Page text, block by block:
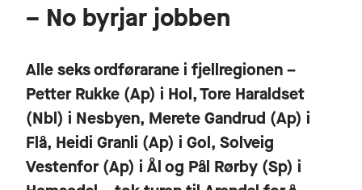
– No byrjar jobben
Alle seks ordførarane i fjellregionen –
Petter Rukke (Ap) i Hol, Tore Haraldset
(Nbl) i Nesbyen, Merete Gandrud (Ap) i
Flå, Heidi Granli (Ap) i Gol, Solveig
Vestenfor (Ap) i Ål og Pål Rørby (Sp) i